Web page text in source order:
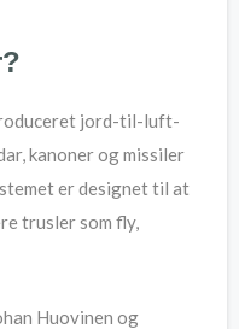
jord-til-luft-
kanoner og missiler
er designet til at
trusler som fly,
Huovinen og